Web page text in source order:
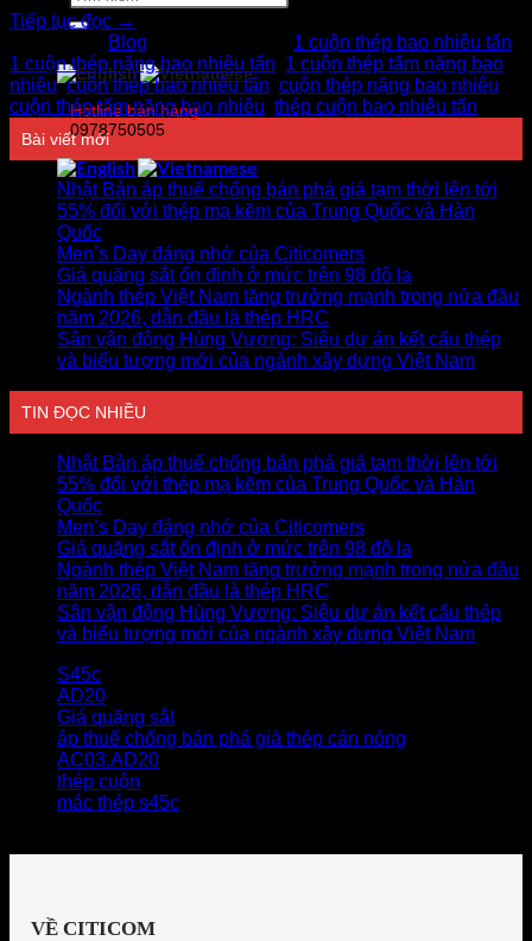
kiếm:
Hotline bán hàng
0978750505
Tiếp tục đọc →
Blog 1 cuộn thép bao nhiêu tấn
1 cuộn thép nặng bao nhiêu tấn 1 cuộn thép tấm nặng bao
nhiêu,cuộn thép bao nhiêu tấn cuộn thép nặng bao nhiêu
cuộn thép tấm nặng bao nhiêu thép cuộn bao nhiêu tấn
Bài viết mới
Nhật Bản áp thuế chống bán phá giá tạm thời lên tới
55% đối với thép mạ kẽm của Trung Quốc và Hàn
Quốc
Men’s Day đáng nhớ của Citicomers
Giá quặng sắt ổn định ở mức trên 98 đô la
Ngành thép Việt Nam tăng trưởng mạnh trong nửa đầu
năm 2026, dẫn đầu là thép HRC
Sân vận động Hùng Vương: Siêu dự án kết cấu thép
và biểu tượng mới của ngành xây dựng Việt Nam
TIN ĐỌC NHIỀU
Nhật Bản áp thuế chống bán phá giá tạm thời lên tới
55% đối với thép mạ kẽm của Trung Quốc và Hàn
Quốc
Men’s Day đáng nhớ của Citicomers
Giá quặng sắt ổn định ở mức trên 98 đô la
Ngành thép Việt Nam tăng trưởng mạnh trong nửa đầu
năm 2026, dẫn đầu là thép HRC
Sân vận động Hùng Vương: Siêu dự án kết cấu thép
và biểu tượng mới của ngành xây dựng Việt Nam
S45c
AD20
Giá quặng sắt
áp thuế chống bán phá giá thép cán nóng
AC03.AD20
thép cuộn
mác thép s45c
VỀ CITICOM